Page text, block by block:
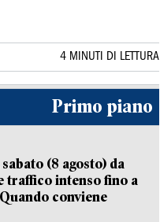
4 MINUTI DI LETTURA
Primo piano
(8 agosto) da
traffico intenso fino a
conviene